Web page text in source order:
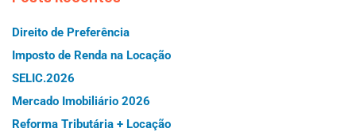
Direito de Preferência
Imposto de Renda na Locação
SELIC.2026
Mercado Imobiliário 2026
Reforma Tributária + Locação